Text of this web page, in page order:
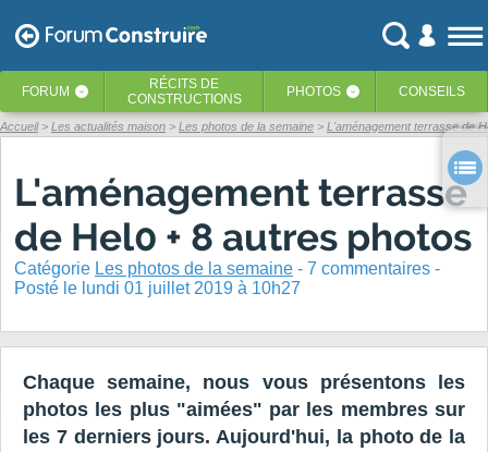
FORUM ‹ RÉCITS DE
CONSTRUCTIONS
PHOTOS ‹ CONSEILS
Accueil Les actualités maison Les photos de la semaine L'aménagement terrasse de
L'aménagement terrasse
de Hel0 + 8 autres photos
Catégorie Les photos de la semaine - 7 commentaires -
Posté le lundi 01 juillet 2019 à 10h27
Chaque semaine, nous vous présentons les
photos les plus "aimées" par les membres sur
les 7 derniers jours. Aujourd'hui, la photo de la